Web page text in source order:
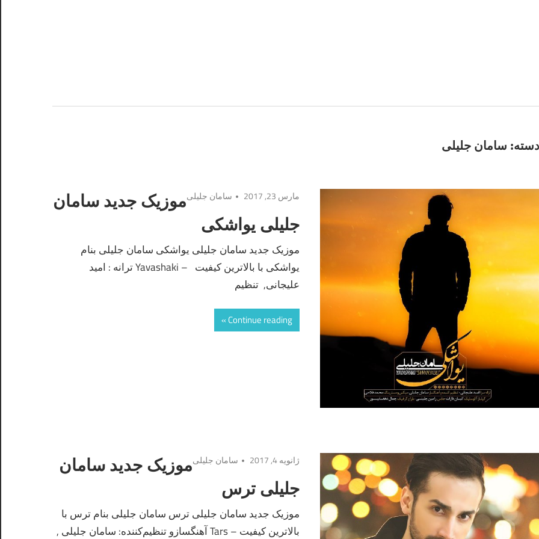
دسته: سامان جلیلی
مارس 23, 2017 سامان جلیلیموزیک جدید سامان
جلیلی یواشکی
موزیک جدید سامان جلیلی یواشکی سامان جلیلی بنام
یواشکی با بالاترین کیفیت – Yavashaki ترانه : امید
علیجانی, تنظیم
Continue reading
ژانویه 4, 2017 سامان جلیلیموزیک جدید سامان
جلیلی ترس
موزیک جدید سامان جلیلی ترس سامان جلیلی بنام ترس با
بالاترین کیفیت – Tars آهنگسازو تنظیم‌کننده: سامان جلیلی ,